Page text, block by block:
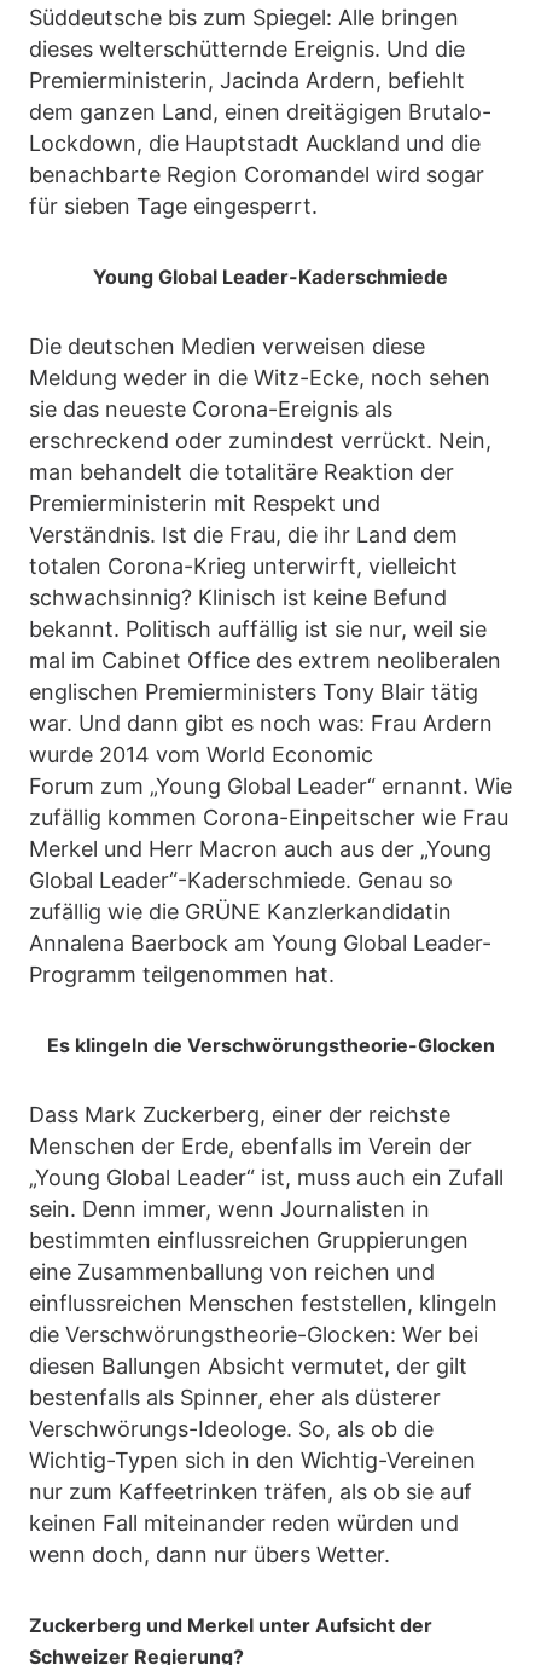
Süddeutsche bis zum Spiegel: Alle bringen
dieses welterschütternde Ereignis. Und die
Premierministerin, Jacinda Ardern, befiehlt
dem ganzen Land, einen dreitägigen Brutalo-
Lockdown, die Hauptstadt Auckland und die
benachbarte Region Coromandel wird sogar
für sieben Tage eingesperrt.
Young Global Leader-Kaderschmiede
Die deutschen Medien verweisen diese
Meldung weder in die Witz-Ecke, noch sehen
sie das neueste Corona-Ereignis als
erschreckend oder zumindest verrückt. Nein,
man behandelt die totalitäre Reaktion der
Premierministerin mit Respekt und
Verständnis. Ist die Frau, die ihr Land dem
totalen Corona-Krieg unterwirft, vielleicht
schwachsinnig? Klinisch ist keine Befund
bekannt. Politisch auffällig ist sie nur, weil sie
mal im Cabinet Office des extrem neoliberalen
englischen Premierministers Tony Blair tätig
war. Und dann gibt es noch was: Frau Ardern
wurde 2014 vom World Economic
Forum zum „Young Global Leader“ ernannt. Wie
zufällig kommen Corona-Einpeitscher wie Frau
Merkel und Herr Macron auch aus der „Young
Global Leader“-Kaderschmiede. Genau so
zufällig wie die GRÜNE Kanzlerkandidatin
Annalena Baerbock am Young Global Leader-
Programm teilgenommen hat.
Es klingeln die Verschwörungstheorie-Glocken
Dass Mark Zuckerberg, einer der reichste
Menschen der Erde, ebenfalls im Verein der
„Young Global Leader“ ist, muss auch ein Zufall
sein. Denn immer, wenn Journalisten in
bestimmten einflussreichen Gruppierungen
eine Zusammenballung von reichen und
einflussreichen Menschen feststellen, klingeln
die Verschwörungstheorie-Glocken: Wer bei
diesen Ballungen Absicht vermutet, der gilt
bestenfalls als Spinner, eher als düsterer
Verschwörungs-Ideologe. So, als ob die
Wichtig-Typen sich in den Wichtig-Vereinen
nur zum Kaffeetrinken träfen, als ob sie auf
keinen Fall miteinander reden würden und
wenn doch, dann nur übers Wetter.
Zuckerberg und Merkel unter Aufsicht der
Schweizer Regierung?